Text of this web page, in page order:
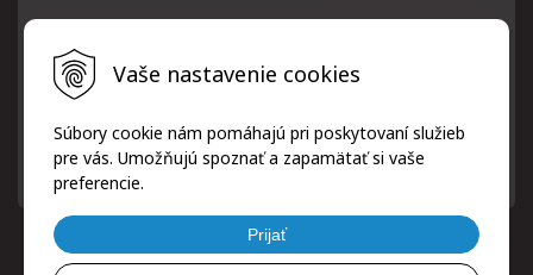
Vaše nastavenie cookies
Súbory cookie nám pomáhajú pri poskytovaní služieb
pre vás. Umožňujú spoznať a zapamätať si vaše
preferencie.
Prijať
Vaše osobné údaje (email) budeme spracovávať len za týmto
účelom v súlade s platnou legislatívou a zásadami ochrany
osobných údajov. Súhlas potvrdíte kliknutím na odkaz, ktorý
písomne, emailom alebo kliknutím na odkaz z ktoréhokoľvek
informačného emailu.